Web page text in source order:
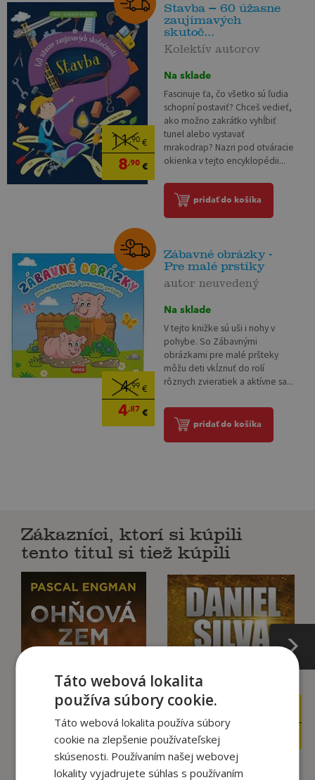
11,90€
8,90€
Stavba – 60 úžasne
zaujímavých
skutoč...
Kolektív autorov
Na sklade
Fascinuje ťa, čo všetko sú ľudia
schopní postaviť? Chceš vedieť,
ako možno zakrátko vyhĺbiť
tunel alebo vystavať
mrakodrap? Nazri pod otváracie
okienka v tejto encyklopédii...
pridať do košíka
4,99 €
4,87 €
Zábavné obrázky -
Pre malé prstíky
autor neuvedený
Na sklade
V tejto knižke sú uši i nohy v
pohybe. So Zábavnými
obrázkami pre malé pršteky
môžu deti vkĺznuť do rolí
rôznych zvieratiek a aktívne sa...
pridať do košíka
Zákazníci, ktorí si kúpili
tento titul si tiež kúpili
2 €
Táto webová lokalita
používa súbory cookie.
Táto webová lokalita používa súbory
cookie na zlepšenie používateľskej
skúsenosti. Používaním našej webovej
lokality vyjadrujete súhlas s používaním